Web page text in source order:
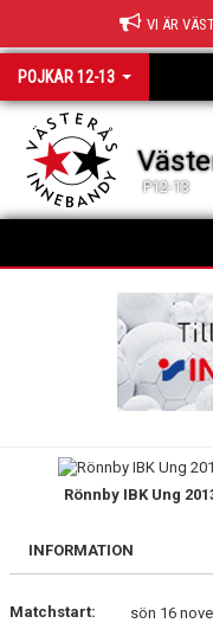
VI ÄR
POJKAR 12-13
P12-13
MATCHER
DOKUMENT
Rönnby IBK Ung
INFORMATION
Matchstart:
sön 16